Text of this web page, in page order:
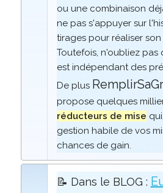
ou une combinaison
ne pas s'appuyer sur
tirages pour réaliser
Toutefois, n'oubliez
est indépendant des
De plus
propose quelques
réducteurs de mise
gestion habile de vos
chances de gain.
📝 Dans le BLOG :